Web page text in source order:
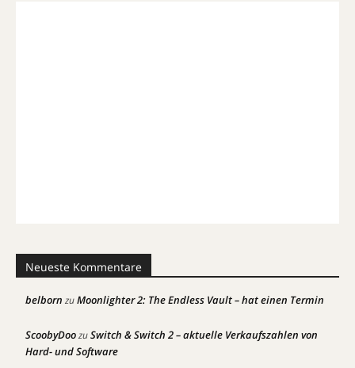
Neueste Kommentare
belborn zuMoonlighter 2: The Endless Vault – hat einen Termin
ScoobyDoozuSwitch & Switch 2 – aktuelle Verkaufszahlen von
Hard- und Software